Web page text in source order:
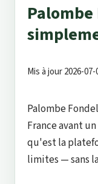
Mis à jour 2026-07-
Palombe
France avant
qu'est la
limites — sans